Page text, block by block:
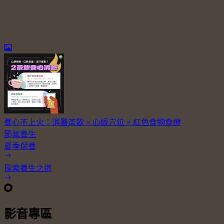
養心不上火：消暑茶飲 × 心經穴位 × 紅色食物食療
節氣養生
夏季保養
探索養生之道
影音專區